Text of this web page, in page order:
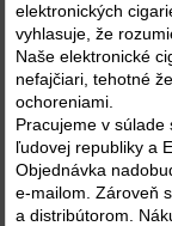
elektronických
vyhlasuje, že
Naše elektronické
nefajčiari, tehotné
ochoreniami.
Pracujeme v
ľudovej republiky a
Objednávka
e-mailom. Zároveň
a distribútorom.